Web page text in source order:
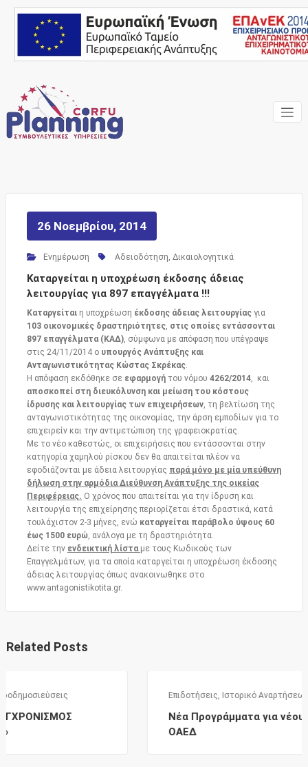
content
Ένας Σύμβουλος, δίπλα
26 Νοεμβρίου, 2014
Ενημέρωση Αδειοδότηση Δικαιολογητικά
Καταργείται η υποχρέωση έκδοσης άδειας
λειτουργίας για 897 επαγγέλματα !!!
Καταργείται η υποχρέωση έκδοσης άδειας λειτουργίας για
103 οικονομικές δραστηριότητες στις οποίες εντάσσονται
897 επαγγέλματα (ΚΑΔ) , σύμφωνα με απόφαση που υπέγραψε
στις 24/11/2014 ο υπουργός Ανάπτυξης και
Ανταγωνιστικότητας Κώστας Σκρέκας
Η απόφαση εκδόθηκε σε εφαρμογή του νόμου 4262/2014 , και
αποσκοπεί στη διευκόλυνση και μείωση του κόστους
ίδρυσης και λειτουργίας των επιχειρήσεων , τη βελτίωση της
ανταγωνιστικότητας της οικονομίας, την άρση εμποδίων για το
επιχειρείν και την αντιμετώπιση της γραφειοκρατίας.
Με το νέο καθεστώς, οι επιχειρήσεις που εντάσσονται στην
κατηγορία χαμηλού ρίσκου δεν θα απαιτείται πλέον να
εφοδιάζονται με άδεια λειτουργίας παρά μόνο με μία υπεύθυνη
δήλωση στην αρμόδια Διεύθυνση Ανάπτυξης της οικείας
Περιφέρειας. Ο χρόνος που απαιτείται για την ίδρυση και
λειτουργία της επιχείρησης περιορίζεται έτσι δραστικά, κατά
τουλάχιστον 2-3 μήνες, ενώ καταργείται παράβολο ύψους 60
έως 1500 ευρώ , ανάλογα με τη δραστηριότητα.
Δείτε την ενδεικτική λίστα με τους Κωδικούς των
Επαγγελμάτων, για τα οποία καταργείται η υποχρέωση έκδοσης
άδειας λειτουργίας όπως ανακοινωθηκε στο
www.antagonistikotita.gr.
Related Posts
Ιστορικό Αναρτήσεων
Νέα Προγράμματα για νέους & γυναίκες